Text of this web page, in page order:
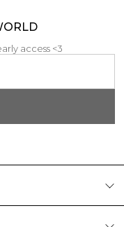
access <3